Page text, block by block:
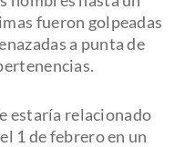
fueron golpeadas
a punta de
estaría relacionado
1 de febrero en un